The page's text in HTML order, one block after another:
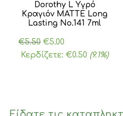
Dorothy L Υγρό
Κραγιόν MATTE Long
Lasting Νο.141 7ml
€5.50 Original
price
€5.00
τρέχουσα
Κερδίζετε:€0.50 (9.1%)